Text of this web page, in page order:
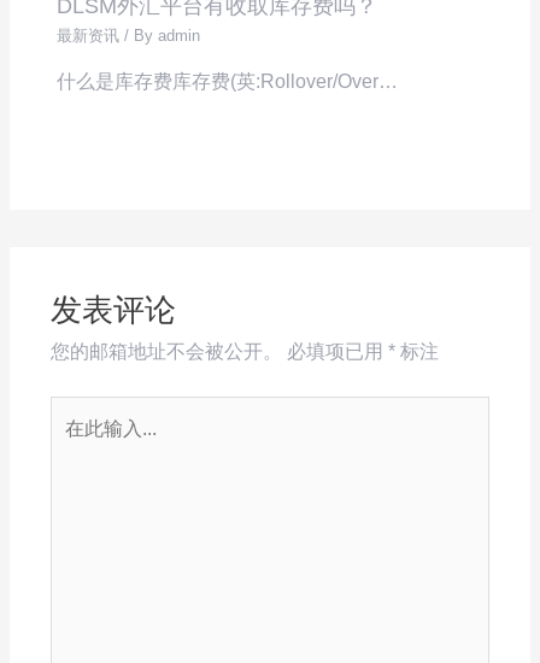
DLSM外汇平台有收取库存费吗？
最新资讯 / Byadmin
什么是库存费库存费(英:Rollover/Over…
发表评论
您的邮箱地址不会被公开。 必填项已用 *标注